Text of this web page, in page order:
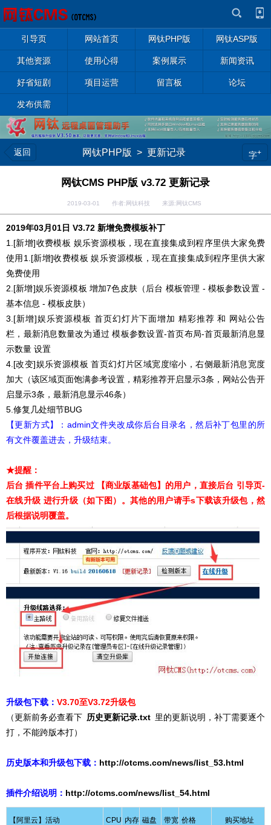
引导页 网站首页 网钛PHP版 网钛ASP版
其他资源 使用心得 案例展示 新闻资讯
好省短剧 项目运营 留言板 论坛
发布供需
返回 网钛PHP版 > 更新记录 字+
网钛CMS PHP版 v3.72 更新记录
2019-03-01 作者:网钛科技 来源:网钛CMS
2019年03月01日 V3.72 新增免费模板补丁
1.[新增]收费模板 娱乐资源模板，现在直接集成到程序里供大家免费
使用1.[新增]收费模板 娱乐资源模板，现在直接集成到程序里供大家
免费使用
2.[新增]娱乐资源模板 增加7色皮肤（后台 模板管理 - 模板参数设置 -
基本信息 - 模板皮肤）
3.[新增]娱乐资源模板 首页幻灯片下面增加 精彩推荐 和 网站公告
栏，最新消息数量改为通过 模板参数设置-首页布局-首页最新消息显
示数量 设置
4.[改变]娱乐资源模板 首页幻灯片区域宽度缩小，右侧最新消息宽度
加大（该区域页面饱满参考设置，精彩推荐开启显示3条，网站公告开
启显示3条，最新消息显示46条）
5.修复几处细节BUG
【更新方式】：admin文件夹改成你后台目录名，然后补丁包里的所
有文件覆盖进去，升级结束。
★提醒：
后台 插件平台上购买过 【商业版基础包】的用户，直接后台 引导页-
在线升级 进行升级（如下图）。其他的用户请手s下载该升级包，然
后根据说明覆盖。
升级包下载： V3.70至V3.72升级包
（更新前务必查看下 历史更新记录.txt 里的更新说明，补丁需要逐个
打，不能跨版本打）
历史版本和升级包下载： http://otcms.com/news/list_53.html
插件介绍说明： http://otcms.com/news/list_54.html
【阿里云】活动 CPU 内存 磁盘 带宽 价格 购买地址